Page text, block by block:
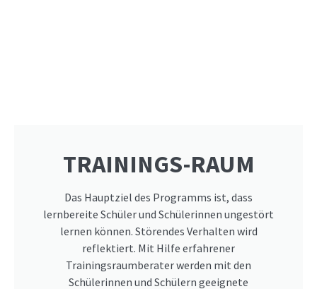
TRAININGS-RAUM
Das Hauptziel des Programms ist, dass
lernbereite Schüler und Schülerinnen ungestört
lernen können. Störendes Verhalten wird
reflektiert. Mit Hilfe erfahrener
Trainingsraumberater werden mit den
Schülerinnen und Schülern geeignete